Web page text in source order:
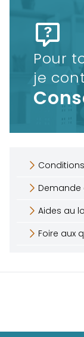
Pour
je
Aides au
Foire aux